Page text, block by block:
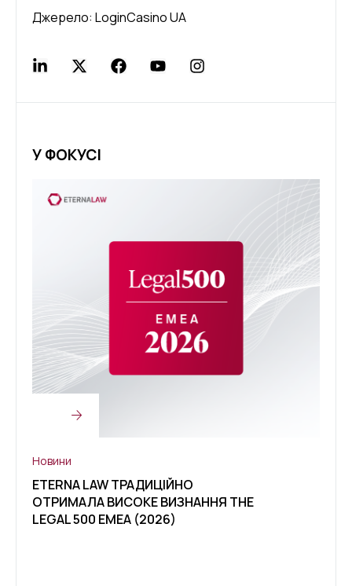
Джерело: LoginCasino UA
У ФОКУСІ
Новини
ETERNA LAW ТРАДИЦІЙНО
ОТРИМАЛА ВИСОКЕ ВИЗНАННЯ THE
LEGAL 500 EMEA (2026)